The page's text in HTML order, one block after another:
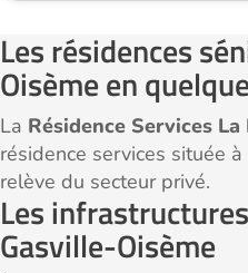
Les résidences
Oisème en
La Résidence Services
résidence services située
relève du secteur privé.
Les
Gasville-Oisème